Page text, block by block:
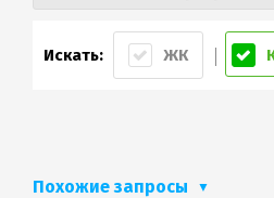
Искать: ЖК
Похожие запросы